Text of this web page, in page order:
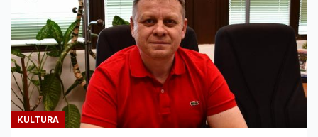
KULTURA